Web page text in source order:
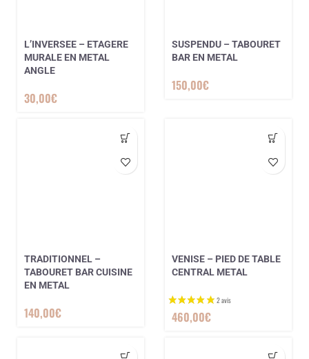
L’INVERSEE – ETAGERE
MURALE EN METAL
ANGLE
30,00€
SUSPENDU – TABOURET
BAR EN METAL
150,00€
TRADITIONNEL –
TABOURET BAR CUISINE
EN METAL
140,00€
VENISE – PIED DE TABLE
CENTRAL METAL
460,00€